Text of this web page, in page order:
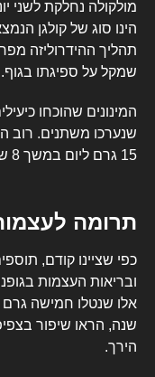
מולקולה נחלקת לשני
הינו סוג של קולגן
תהליך ההידרוליזה
שמקל על ספיגתו בגוף.
המינונים שהוכחו
15 גרם ליום במשך 8 שבועות לפחות או יותר.
תרומה
כפי שציינו קודם,
ובריאות העצמות
אלו שנטלו חמישה
שנה, הראו שיפור
הירך.